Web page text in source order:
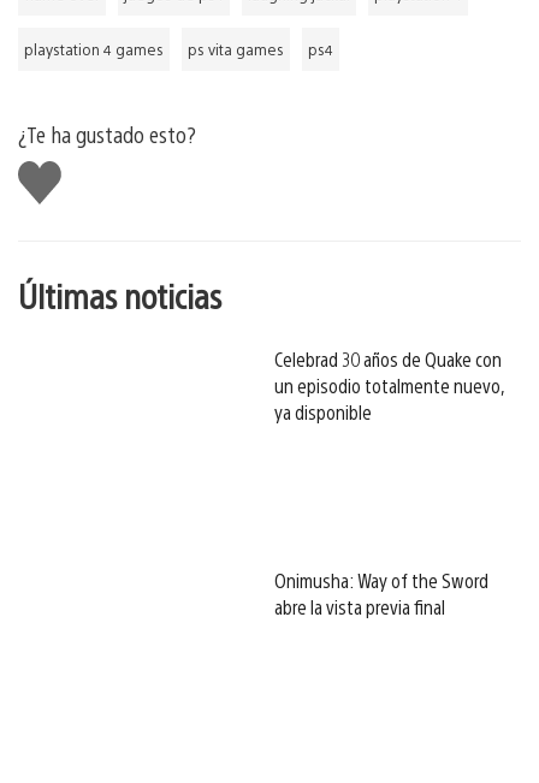
playstation 4 games ps vita games ps4
¿Te ha gustado esto?
Me
gusta
Últimas noticias
Celebrad 30 años de Quake con
un episodio totalmente nuevo,
ya disponible
Onimusha: Way of the Sword
abre la vista previa final